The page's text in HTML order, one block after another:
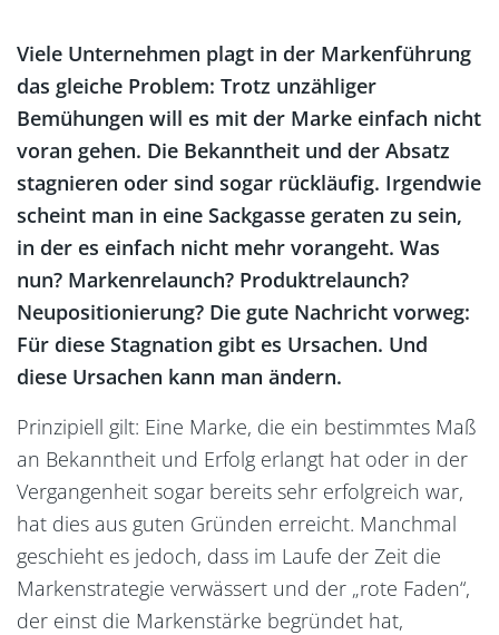
Markenanalyse
Standpunkt
Viele Unternehmen plagt in der Markenführung
das gleiche Problem: Trotz unzähliger
Bemühungen will es mit der Marke einfach nicht
voran gehen. Die Bekanntheit und der Absatz
stagnieren oder sind sogar rückläufig. Irgendwie
scheint man in eine Sackgasse geraten zu sein,
in der es einfach nicht mehr vorangeht. Was
nun? Markenrelaunch? Produktrelaunch?
Neupositionierung? Die gute Nachricht vorweg:
Für diese Stagnation gibt es Ursachen. Und
diese Ursachen kann man ändern.
Prinzipiell gilt: Eine Marke, die ein bestimmtes Maß
an Bekanntheit und Erfolg erlangt hat oder in der
Vergangenheit sogar bereits sehr erfolgreich war,
hat dies aus guten Gründen erreicht. Manchmal
geschieht es jedoch, dass im Laufe der Zeit die
Markenstrategie verwässert und der „rote Faden“,
der einst die Markenstärke begründet hat,